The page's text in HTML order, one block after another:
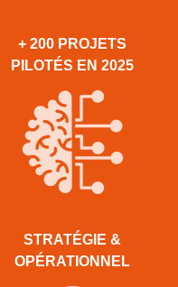
+ 200 PROJETS
PILOTÉS EN 2025
STRATÉGIE &
OPÉRATIONNEL